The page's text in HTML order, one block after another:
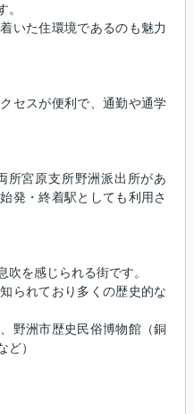
。
いた住環境であるのも魅力
セスが便利で、通勤や通学
所宮原支所野洲派出所があ
発・終着駅としても利用さ
を感じられる街です。
られており多くの歴史的な
野洲市歴史民俗博物館（銅
）